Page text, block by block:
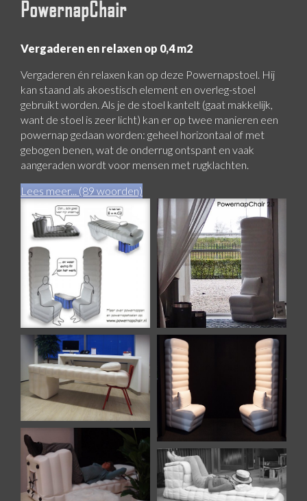
PowernapChair
Vergaderen en relaxen op 0,4 m2
Vergaderen én relaxen kan op deze Powernapstoel. Hij
kan staand als akoestisch element en overleg-stoel
gebruikt worden. Als je de stoel kantelt (gaat makkelijk,
want de stoel is zeer licht) kan er op twee manieren een
powernap gedaan worden: geheel horizontaal of met
gebogen benen, wat de onderrug ontspant en vaak
aangeraden wordt voor mensen met rugklachten.
Lees meer... (89 woorden)